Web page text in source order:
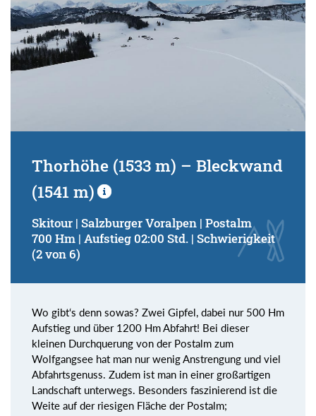
Thorhöhe (1533 m) – Bleckwand
(1541 m)
Skitour | Salzburger Voralpen | Postalm
700 Hm | Aufstieg 02:00 Std. | Schwierigkeit
(2 von 6)
Wo gibt‘s denn sowas? Zwei Gipfel, dabei nur 500 Hm
Aufstieg und über 1200 Hm Abfahrt! Bei dieser
kleinen Durchquerung von der Postalm zum
Wolfgangsee hat man nur wenig Anstrengung und viel
Abfahrtsgenuss. Zudem ist man in einer großartigen
Landschaft unterwegs. Besonders faszinierend ist die
Weite auf der riesigen Fläche der Postalm;